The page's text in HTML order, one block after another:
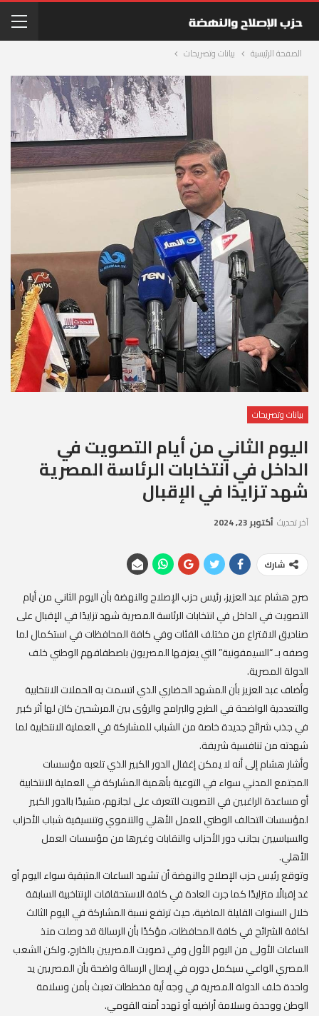
الصفحة الرئيسية بيانات وتصريحات
بيانات وتصريحات
اليوم الثاني من أيام التصويت في
الداخل في انتخابات الرئاسة المصرية
شهد تزايدًا في الإقبال
آخر تحديث أكتوبر 23, 2024
شارك
صرح هشام عبد العزيز، رئيس حزب الإصلاح والنهضة بأن اليوم الثاني من أيام
التصويت في الداخل في انتخابات الرئاسة المصرية شهد تزايدًا في الإقبال على
صناديق الاقتراع من مختلف الفئات وفي كافة المحافظات في استكمال لما
وصفه بـ “السيمفونية” التي يعزفها المصريون باصطفافهم الوطني خلف
الدولة المصرية.
وأضاف عبد العزيز بأن المشهد الحضاري الذي اتسمت به الحملات الانتخابية
والتعددية الواضحة في الطرح والبرامج والرؤى بين المرشحين كان لها أثر كبير
في جذب شرائح جديدة خاصة من الشباب للمشاركة في العملية الانتخابية لما
شهدته من تنافسية شريفة.
وأشار هشام إلى أنه لا يمكن إغفال الدور الكبير الذي تلعبه مؤسسات
المجتمع المدني سواء في التوعية بأهمية المشاركة في العملية الانتخابية
أو مساعدة الراغبين في التصويت للتعرف على لجانهم، مشيدًا بالدور الكبير
لمؤسسات التحالف الوطني للعمل الأهلي والتنموي وتنسيقية شباب الأحزاب
والسياسيين بجانب دور الأحزاب والنقابات وغيرها من مؤسسات العمل
الأهلي.
وتوقع رئيس حزب الإصلاح والنهضة أن تشهد الساعات المتبقية سواء اليوم أو
غد إقبالًا متزايدًا كما جرت العادة في كافة الاستحقاقات الإنتاخبية السابقة
خلال السنوات القليلة الماضية، حيث ترتفع نسبة المشاركة في اليوم الثالث
لكافة الشرائح في كافة المحافظات، مؤكدًا بأن الرسالة قد وصلت منذ
الساعات الأولى من اليوم الأول وفي تصويت المصريين بالخارج، ولكن الشعب
المصري الواعي سيكمل دوره في إيصال الرسالة واضحة بأن المصريين يد
واحدة خلف الدولة المصرية في وجه أية مخططات تعبث بأمن وسلامة
الوطن ووحدة وسلامة أراضيه أو تهدد أمنه القومي.